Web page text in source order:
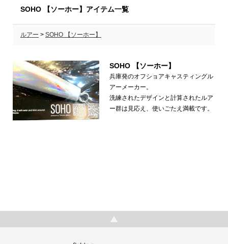
SOHO 【ソーホー】アイテム一覧
ルアー > SOHO 【ソーホー】
SOHO 【ソーホー】
兵庫発のオフショアキャスティングル
アーメーカー。
洗練されたデザインと計算されたルア
ー群は見応え、使いごたえ満載です。